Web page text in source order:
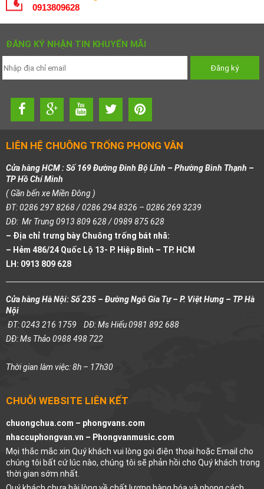
0913809628
ĐĂNG KÝ NHẬN TIN KHUYẾN MÃI
LIÊN HỆ CHUÔNG TRỐNG PHONG VÂN
Cửa hàng HCM : Số 169 Đường Đinh Bộ Lĩnh – Phường Bình Thạnh –
TP Hồ Chí Minh
( Gần bến xe Miền Đông )
ĐT: 0286 297 8268 / 0286 294 8326 – 0286 269 3239
DĐ: Mr Trung 0913 809 628 / 0989 875 628
– Địa chỉ trưng bày Chuông trống bát nhã:
– Hẻm 486/24 Quốc Lộ 13- P. Hiệp Bình – TP. HCM
LH: 0913 809 628
Cửa hàng Hà Nội: Số 235 – Đường Ngô Gia Tự – P. Việt Hưng – TP Hà
Nội
ĐT: 0243 216 1759 DĐ: Ms Hiếu 0981 892 688
DĐ: Ms Thảo 0988 498 722
Thời gian làm việc: 8h – 17h30
CHUỖI WEBSITE LIÊN KẾT
chuongchua.com – phongvans.com
nhaccuphongvan.vn – Phongvanmusic.com
Mọi thắc mắc xin Quý khách vui lòng gọi điện thoại hoặc Email cho
chúng tôi bất cứ lúc nào, chúng tôi sẽ phản hồi cho Quý khách trong
thời gian sớm nhất.